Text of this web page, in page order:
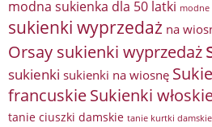
modna sukienka dla 50 latki modne
sukienki wyprzedaż na
Orsay sukienki wyprzedaż
sukienki sukienki na wiosnę
francuskieSukienki
tanie ciuszki damskie tanie kurtki damskie